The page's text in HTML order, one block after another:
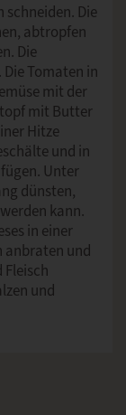
schneiden. Die
abtropfen
Die
Tomaten in
mit der
mit Butter
Hitze
und in
Unter
dünsten,
kann.
in einer
anbraten und
und